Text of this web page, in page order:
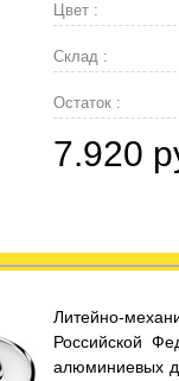
Цвет :
Склад :
Остаток :
7.920
Литейно-
Российской
алюминиевых